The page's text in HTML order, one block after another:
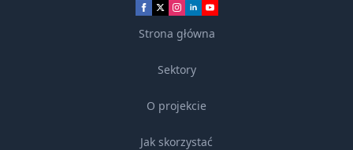
Strona główna
Sektory
O projekcie
Jak skorzystać